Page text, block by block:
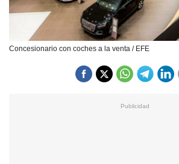
Concesionario con coches a la venta / EFE